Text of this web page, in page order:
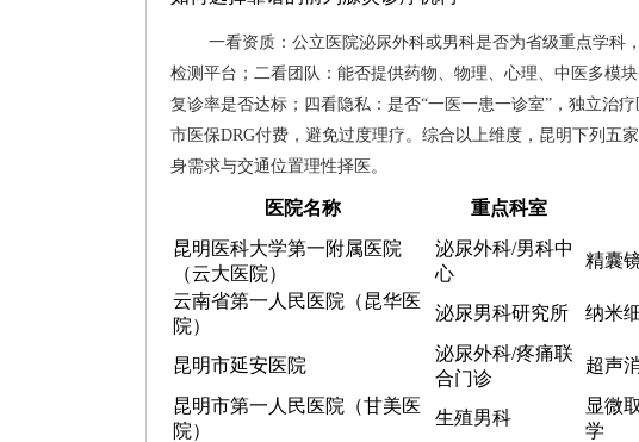
一看资质：公立医院泌尿外科或男科是否为省级重点学科
检测平台；二看团队：能否提供药物、物理、心理、中医多模
复诊率是否达标；四看隐私：是否“一医一患一诊室”，独立治
市医保DRG付费，避免过度理疗。综合以上维度，昆明下列五
身需求与交通位置理性择医。
医院名称 重点科室
昆明医科大学第一附属医院
（云大医院）
泌尿外科/男科中
心
精囊
云南省第一人民医院（昆华医
院）
泌尿男科研究所 纳米
昆明市延安医院
泌尿外科/疼痛联
合门诊
超声
昆明市第一人民医院（甘美医
院）
生殖男科
显微
学